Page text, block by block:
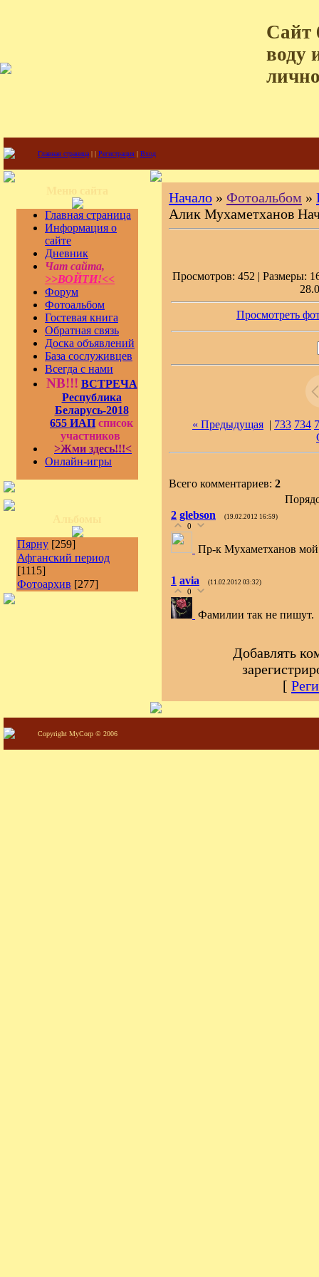
Сайт
воду
Главная страница | | Регистрация | Вход
Главная страница
Информация о
сайте
Дневник
Чат сайта,
>>ВОЙТИ!<<
Форум
Фотоальбом
Гостевая книга
Обратная связь
Доска объявлений
База сослуживцев
Всегда с нами
NB!!! ВСТРЕЧА
Республика
Беларусь-2018
655 ИАП список
участников
>Жми здесь!!!<
Онлайн-игры
Пярну [259]
Афганский период
[1115]
Фотоархив [277]
Начало » Фотоальбом »
Алик Мухаметханов
Просмотров: 452 | Размеры:
Просмотреть
« Предыдущая | 733 734
Всего комментариев: 2
2 glebson (19.02.2012 16:59)
0
Пр-к Мухаметханов
1 avia (11.02.2012 03:32)
0
Фамилии так не пишут.
Добавлять
[
Copyright MyCorp © 2006